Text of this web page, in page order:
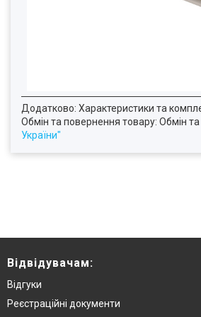
Додатково: Характеристики та
Обмін та повернення товару: Обмін та
України"
Відвідувачам:
Відгуки
Реєстраційні документи